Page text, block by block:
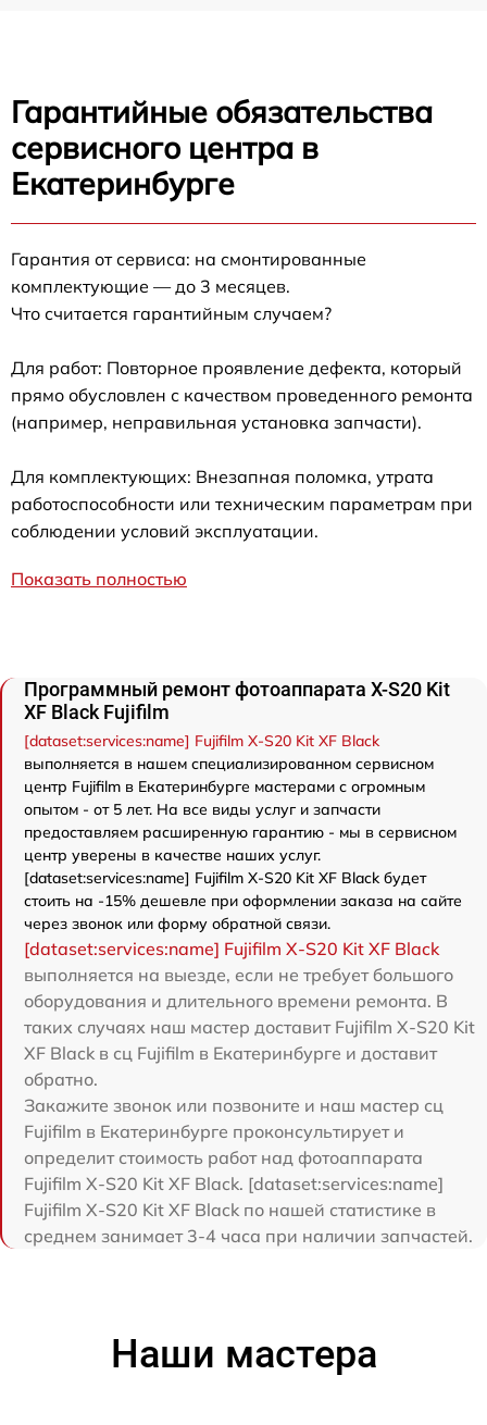
Гарантийные обязательства
сервисного центра в
Екатеринбурге
Гарантия от сервиса: на смонтированные
комплектующие — до 3 месяцев.
Что считается гарантийным случаем?
Для работ: Повторное проявление дефекта, который
прямо обусловлен с качеством проведенного ремонта
(например, неправильная установка запчасти).
Для комплектующих: Внезапная поломка, утрата
работоспособности или техническим параметрам при
соблюдении условий эксплуатации.
Показать полностью
Программный ремонт фотоаппарата X-S20 Kit
XF Black Fujifilm
[dataset:services:name] Fujifilm X-S20 Kit XF Black
выполняется в нашем специализированном сервисном
центр Fujifilm в Екатеринбурге мастерами с огромным
опытом - от 5 лет. На все виды услуг и запчасти
предоставляем расширенную гарантию - мы в сервисном
центр уверены в качестве наших услуг.
[dataset:services:name] Fujifilm X-S20 Kit XF Black будет
стоить на -15% дешевле при оформлении заказа на сайте
через звонок или форму обратной связи.
[dataset:services:name] Fujifilm X-S20 Kit XF Black
выполняется на выезде, если не требует большого
оборудования и длительного времени ремонта. В
таких случаях наш мастер доставит Fujifilm X-S20 Kit
XF Black в сц Fujifilm в Екатеринбурге и доставит
обратно.
Закажите звонок или позвоните и наш мастер сц
Fujifilm в Екатеринбурге проконсультирует и
определит стоимость работ над фотоаппарата
Fujifilm X-S20 Kit XF Black. [dataset:services:name]
Fujifilm X-S20 Kit XF Black по нашей статистике в
среднем занимает 3-4 часа при наличии запчастей.
Наши мастера